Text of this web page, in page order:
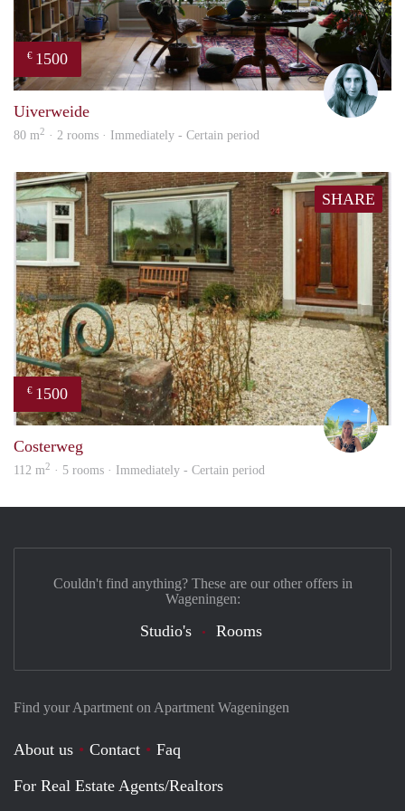
€ 1500
Uiverweide
80 m2 · 2 rooms · Immediately - Certain period
SHARE
€ 1500
jacky
Costerweg
112 m2 · 5 rooms · Immediately - Certain period
Find your Apartment on Apartment Wageningen
About us Contact
Faq
For Real Estate Agents/Realtors
Couldn't find anything? These are our other offers in
Wageningen:
Studio's Rooms